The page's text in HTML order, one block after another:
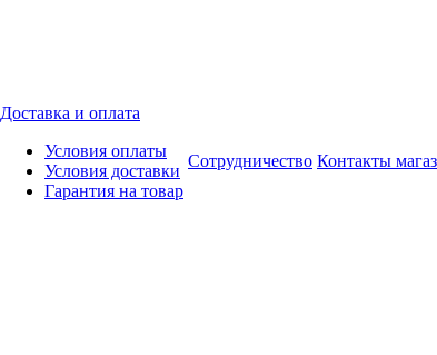
Доставка и оплата
Условия оплаты
Условия доставки
Гарантия на товар
Сотрудничество Контакты